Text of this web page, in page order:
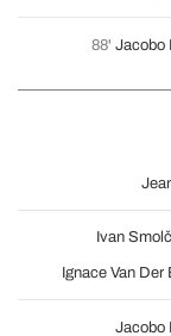
88' Jacobo
Ivan
Ignace Van Der
Jacobo